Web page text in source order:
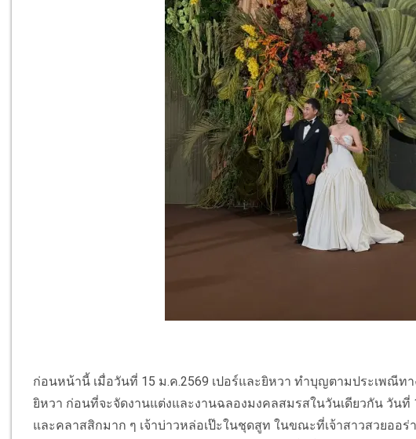
ก่อนหน้านี้ เมื่อวันที่ 15 ม.ค.2569 เปอร์และยิหวา ทำบุญตามประเพณีทา
ยิหวา ก่อนที่จะจัดงานแต่งและงานฉลองมงคลสมรสในวันเดียวกัน วันที่
และคลาสสิกมาก ๆ เจ้าบ่าวหล่อเป๊ะในชุดสูท ในขณะที่เจ้าสาวสวยออร่